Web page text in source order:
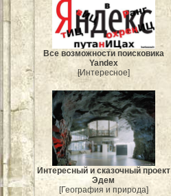
Все возможности поисковика
Yandex
[Интересное]
Интересный и сказочный проект
Эдем
[География и природа]